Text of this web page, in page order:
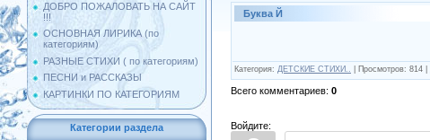
ДОБРО ПОЖАЛОВАТЬ НА САЙТ
!!!
ОСНОВНАЯ ЛИРИКА (по
категориям)
РАЗНЫЕ СТИХИ ( по категориям)
ПЕСНИ и РАССКАЗЫ
КАРТИНКИ ПО КАТЕГОРИЯМ
Категории раздела
Буква Й
Категория: ДЕТСКИЕ СТИХИ.. Просмотров: 814
Всего комментариев: 0
Войдите: